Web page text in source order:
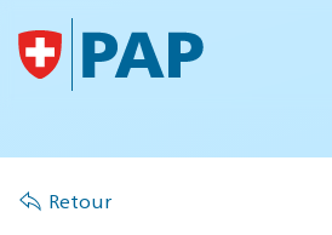
Accéder au contenu principal
Retour